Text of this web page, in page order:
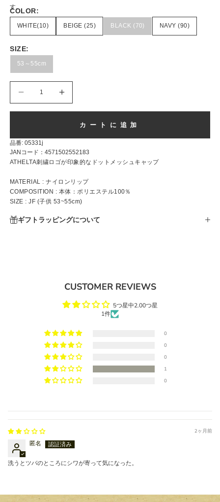
す。
COLOR:
WHITE(10) BEIGE (25) BLACK (70) NAVY (90)
SIZE:
53～55cm
カートに追加
品番: 05331j
JANコード： 4571502552183
ATHELTA刺繍ロゴが印象的なドットメッシュキャップ
MATERIAL : ナイロンリップ
COMPOSITION : 本体：ポリエステル100％
SIZE :JF (子供 53~55cm)
ギフトラッピングについて
CUSTOMER REVIEWS
5つ星中2.00つ星
1件
0
0
0
1
0
2ヶ月前
匿名
洗うとツバのところにシワが寄って気になった。